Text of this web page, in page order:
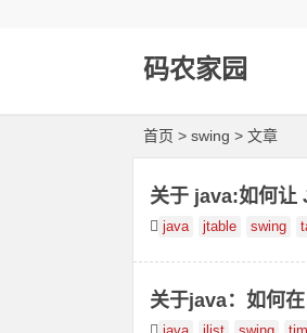
码农家园
首页 > swing > 文章
关于 java:如何让
java jtable swing
关于java：如何